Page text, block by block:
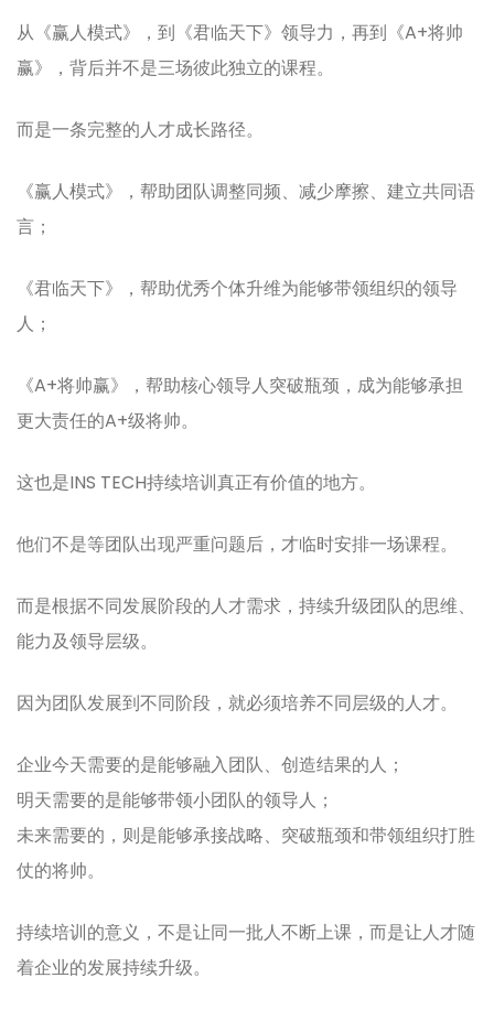
从《赢人模式》，到《君临天下》领导力，再到《A+将帅
赢》，背后并不是三场彼此独立的课程。
而是一条完整的人才成长路径。
《赢人模式》，帮助团队调整同频、减少摩擦、建立共同语
言；
《君临天下》，帮助优秀个体升维为能够带领组织的领导
人；
《A+将帅赢》，帮助核心领导人突破瓶颈，成为能够承担
更大责任的A+级将帅。
这也是INS TECH持续培训真正有价值的地方。
他们不是等团队出现严重问题后，才临时安排一场课程。
而是根据不同发展阶段的人才需求，持续升级团队的思维、
能力及领导层级。
因为团队发展到不同阶段，就必须培养不同层级的人才。
企业今天需要的是能够融入团队、创造结果的人；
明天需要的是能够带领小团队的领导人；
未来需要的，则是能够承接战略、突破瓶颈和带领组织打胜
仗的将帅。
持续培训的意义，不是让同一批人不断上课，而是让人才随
着企业的发展持续升级。